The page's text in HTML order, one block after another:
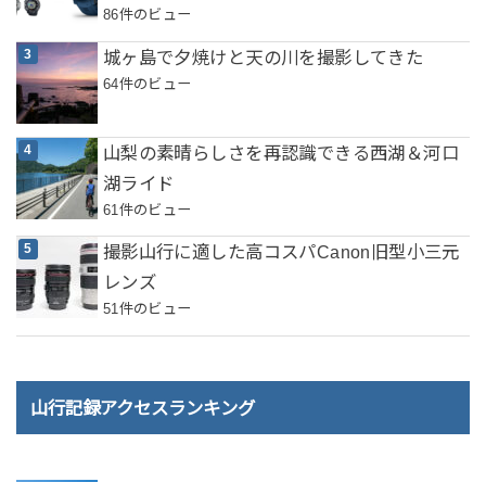
86件のビュー
城ヶ島で夕焼けと天の川を撮影してきた
64件のビュー
山梨の素晴らしさを再認識できる西湖＆河口
湖ライド
61件のビュー
撮影山行に適した高コスパCanon旧型小三元
レンズ
51件のビュー
山行記録アクセスランキング